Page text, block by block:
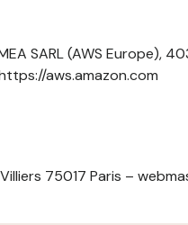
SARL (AWS Europe),
aws.amazon.com
75017 Paris –